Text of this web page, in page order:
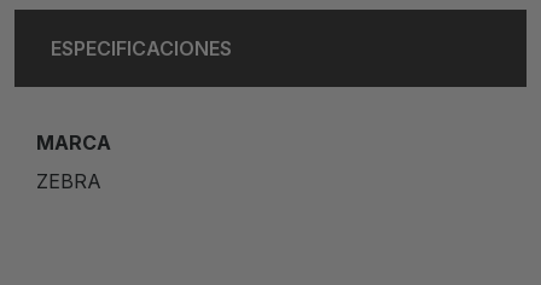
ESPECIFICACIONES
MARCA
ZEBRA